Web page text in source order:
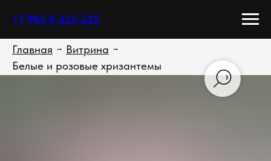
+7 962 0-225-225
Главная → Витрина →
Белые и розовые хризантемы